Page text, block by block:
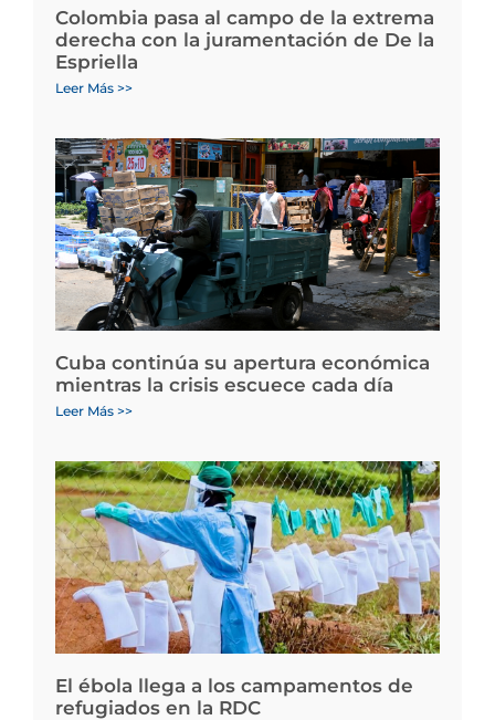
Colombia pasa al campo de la extrema
derecha con la juramentación de De la
Espriella
Leer Más >>
Cuba continúa su apertura económica
mientras la crisis escuece cada día
Leer Más >>
El ébola llega a los campamentos de
refugiados en la RDC